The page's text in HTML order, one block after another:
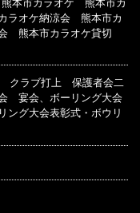
本市カラオケ 熊本市カ
ラオケ納涼会 熊本市カ
熊本市カラオケ貸切
ラブ打上 保護者会二
宴会、ボーリング大会
ング大会表彰式・ボウリ